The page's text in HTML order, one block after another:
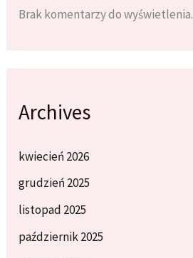
Brak komentarzy do wyświetlenia.
Archives
kwiecień 2026
grudzień 2025
listopad 2025
październik 2025